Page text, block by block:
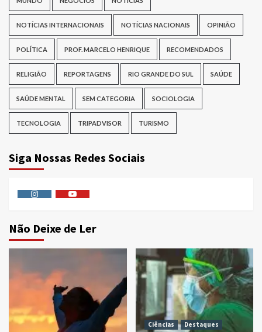
NOTÍCIAS INTERNACIONAIS NOTÍCIAS NACIONAIS OPINIÃO
POLÍTICA PROF. MARCELO HENRIQUE RECOMENDADOS
RELIGIÃO REPORTAGENS RIO GRANDE DO SUL SAÚDE
SAÚDE MENTAL SEM CATEGORIA SOCIOLOGIA
TECNOLOGIA TRIPADVISOR TURISMO
Siga Nossas Redes Sociais
Não Deixe de Ler
Ciências
Destaques